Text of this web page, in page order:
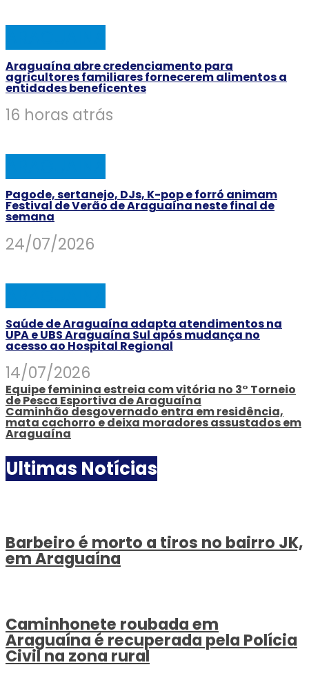
Araguaína abre credenciamento para
agricultores familiares fornecerem alimentos a
entidades beneficentes
16 horas atrás
Pagode, sertanejo, DJs, K-pop e forró animam
Festival de Verão de Araguaína neste final de
semana
24/07/2026
Saúde de Araguaína adapta atendimentos na
UPA e UBS Araguaína Sul após mudança no
acesso ao Hospital Regional
14/07/2026
Equipe feminina estreia com vitória no 3° Torneio
de Pesca Esportiva de Araguaína
Caminhão desgovernado entra em residência,
mata cachorro e deixa moradores assustados em
Araguaína
Ultimas Notícias
Barbeiro é morto a tiros no bairro JK,
em Araguaína
Caminhonete roubada em
Araguaína é recuperada pela Polícia
Civil na zona rural